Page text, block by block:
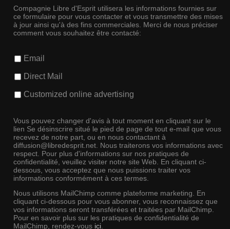
Compagnie Libre d'Esprit utilisera les informations fournies sur
ce formulaire pour vous contacter et vous transmettre des mises
à jour ainsi qu'à des fins commerciales. Merci de nous préciser
comment vous souhaitez être contacté:
Email
Direct Mail
Customized online advertising
Vous pouvez changer d'avis à tout moment en cliquant sur le
lien Se désinscrire situé le pied de page de tout e-mail que vous
recevez de notre part, ou en nous contactant à
diffusion@libredesprit.net. Nous traiterons vos informations avec
respect. Pour plus d'informations sur nos pratiques de
confidentialité, veuillez visiter notre site Web. En cliquant ci-
dessous, vous acceptez que nous puissions traiter vos
informations conformément à ces termes.
Nous utilisons MailChimp comme plateforme marketing. En
cliquant ci-dessous pour vous abonner, vous reconnaissez que
vos informations seront transférées et traitées par MailChimp.
Pour en savoir plus sur les pratiques de confidentialité de
MailChimp, rendez-vous ici.